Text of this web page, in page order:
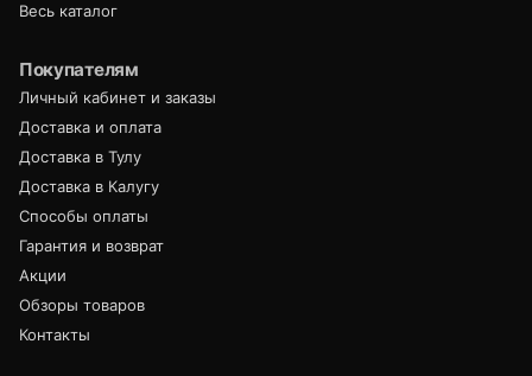
Весь каталог
Покупателям
Личный кабинет и заказы
Доставка и оплата
Доставка в Тулу
Доставка в Калугу
Способы оплаты
Гарантия и возврат
Акции
Обзоры товаров
Контакты